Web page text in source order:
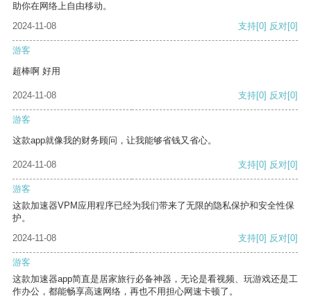
助你在网络上自由移动。
2024-11-08
支持[0] 反对[0]
游客
超棒啊 好用
2024-11-08 支持[0] 反对[0]
游客
这款app就像我的财务顾问，让我能够省钱又省心。
2024-11-08 支持[0] 反对[0]
游客
这款加速器VPM应用程序已经为我们带来了无限的隐私保护和安全性保
护。
2024-11-08
支持[0] 反对[0]
游客
这款加速器app简直是居家旅行必备神器，无论是看视频、玩游戏还是工
作办公，都能畅享高速网络，再也不用担心网速卡顿了。